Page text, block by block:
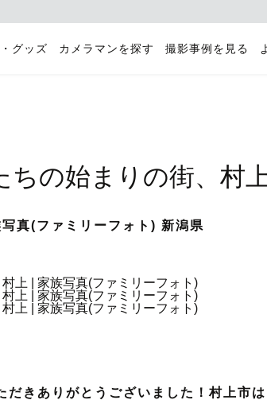
グッズ カメラマンを探す 撮影事例を見る
ちの始まりの街、村上
真(ファミリーフォト) 新潟県
だきありがとうございました！村上市